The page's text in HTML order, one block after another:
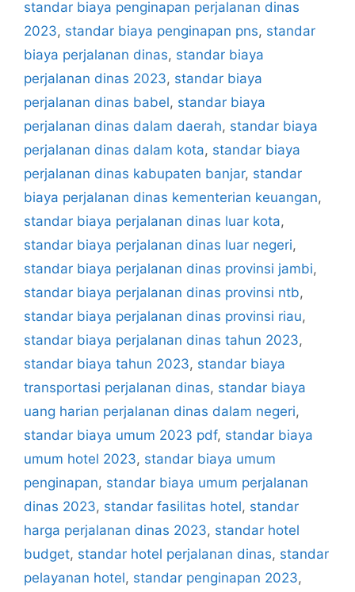
standar biaya penginapan perjalanan dinas
2023, standar biaya penginapan pns, standar
biaya perjalanan dinas, standar biaya
perjalanan dinas 2023, standar biaya
perjalanan dinas babel, standar biaya
perjalanan dinas dalam daerah, standar biaya
perjalanan dinas dalam kota, standar biaya
perjalanan dinas kabupaten banjar, standar
biaya perjalanan dinas kementerian keuangan,
standar biaya perjalanan dinas luar kota,
standar biaya perjalanan dinas luar negeri,
standar biaya perjalanan dinas provinsi jambi,
standar biaya perjalanan dinas provinsi ntb,
standar biaya perjalanan dinas provinsi riau,
standar biaya perjalanan dinas tahun 2023,
standar biaya tahun 2023, standar biaya
transportasi perjalanan dinas, standar biaya
uang harian perjalanan dinas dalam negeri,
standar biaya umum 2023 pdf, standar biaya
umum hotel 2023, standar biaya umum
penginapan, standar biaya umum perjalanan
dinas 2023, standar fasilitas hotel, standar
harga perjalanan dinas 2023, standar hotel
budget, standar hotel perjalanan dinas, standar
pelayanan hotel, standar penginapan 2023,